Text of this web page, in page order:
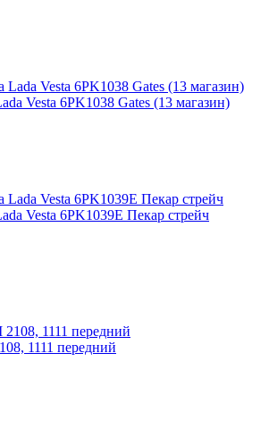
Vesta 6PK1038 Gates (13 магазин)
Vesta 6PK1039E Пекар стрейч
1111 передний